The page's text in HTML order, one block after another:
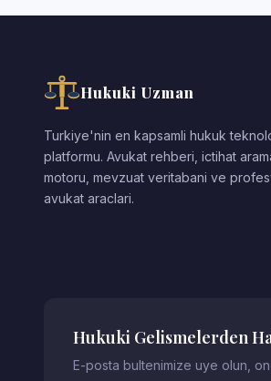
Hukuki Uzman
Turkiye'nin en kapsamli hukuk
platformu. Avukat rehberi, ictihat
motoru, mevzuat veritabani ve
avukat araclari.
Hukuki Gelismelerden
E-posta bultenimize uye olun,